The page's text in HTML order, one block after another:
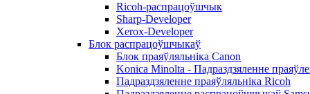
Ricoh-распрацоўшчык
Sharp-Developer
Xerox-Developer
Блок распрацоўшчыкаў
Блок праяўляльніка Canon
Konica Minolta - Падраздзяленне
Падраздзяленне праяўляльніка Ricoh